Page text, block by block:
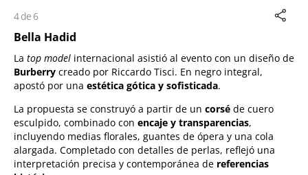
4 de 6
Bella Hadid
La top model internacional asistió al evento con un diseño de
Burberry creado por Riccardo Tisci. En negro integral,
apostó por una estética gótica y sofisticada.
La propuesta se construyó a partir de un corsé de cuero
esculpido, combinado con encaje y transparencias,
incluyendo medias florales, guantes de ópera y una cola
alargada. Completado con detalles de perlas, reflejó una
interpretación precisa y contemporánea de referencias